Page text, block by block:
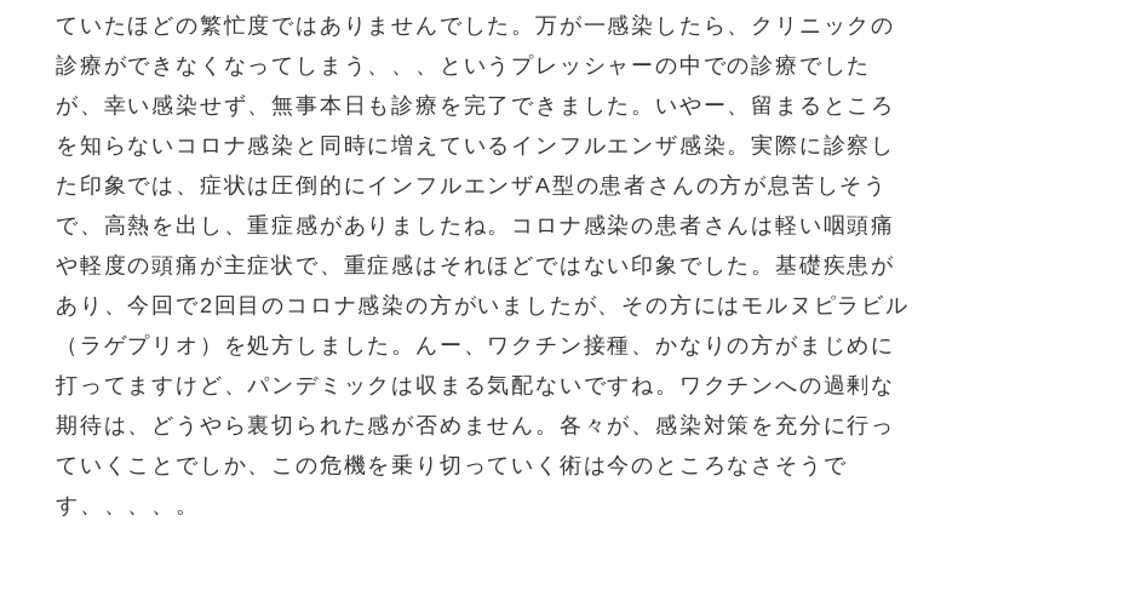
ていたほどの繁忙度ではありませんでした。万が一感染したら、クリニックの
診療ができなくなってしまう、、、というプレッシャーの中での診療でした
が、幸い感染せず、無事本日も診療を完了できました。いやー、留まるところ
を知らないコロナ感染と同時に増えているインフルエンザ感染。実際に診察し
た印象では、症状は圧倒的にインフルエンザA型の患者さんの方が息苦しそう
で、高熱を出し、重症感がありましたね。コロナ感染の患者さんは軽い咽頭痛
や軽度の頭痛が主症状で、重症感はそれほどではない印象でした。基礎疾患が
あり、今回で2回目のコロナ感染の方がいましたが、その方にはモルヌピラビル
（ラゲプリオ）を処方しました。んー、ワクチン接種、かなりの方がまじめに
打ってますけど、パンデミックは収まる気配ないですね。ワクチンへの過剰な
期待は、どうやら裏切られた感が否めません。各々が、感染対策を充分に行っ
ていくことでしか、この危機を乗り切っていく術は今のところなさそうで
す、、、、。